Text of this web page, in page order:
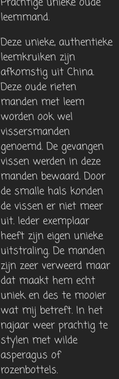
leemmand.
Deze unieke, authentieke
leemkruiken zijn
afkomstig uit China.
Deze oude rieten
manden met leem
worden ook wel
vissersmanden
genoemd. De gevangen
vissen werden in deze
manden bewaard. Door
de smalle hals konden
de vissen er niet meer
uit. Ieder exemplaar
heeft zijn eigen unieke
uitstraling. De manden
zijn zeer verweerd maar
dat maakt hem echt
uniek en des te mooier
wat mij betreft. In het
najaar weer prachtig te
stylen met wilde
asperagus of
rozenbottels.